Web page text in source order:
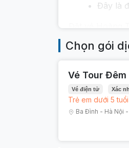
Đây là
Đặt vé Hoàng
Chọn gói
Vé Tour
Vé điện tử Xác
Trẻ em dưới 5
Ba Đình - Hà Nội -